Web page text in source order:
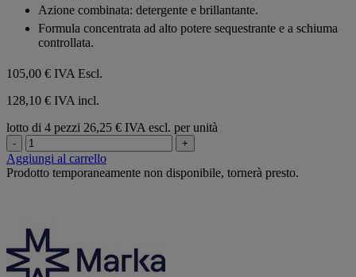
Azione combinata: detergente e brillantante.
Formula concentrata ad alto potere sequestrante e a schiuma
controllata.
105,00 € IVA Escl.
128,10 € IVA incl.
lotto di 4 pezzi 26,25 € IVA escl. per unità
- +
Aggiungi al carrello
Prodotto temporaneamente non disponibile, tornerà presto.